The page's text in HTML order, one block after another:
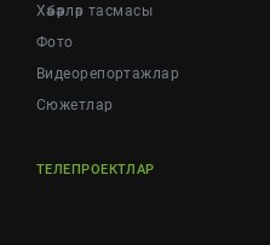
Хәбәрләр тасмасы
Фото
Видеорепортажлар
Cюжетлар
ТЕЛЕПРОЕКТЛАР